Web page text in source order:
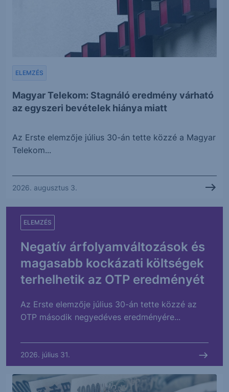
Magyar Telekom: Stagnáló eredmény várható
az egyszeri bevételek hiánya miatt
ELEMZÉS
Az Erste elemzője július 30-án tette közzé a Magyar
Telekom...
2026. augusztus 3.
Negatív árfolyamváltozások és
magasabb kockázati költségek
terhelhetik az OTP eredményét
ELEMZÉS
Az Erste elemzője július 30-án tette közzé az
OTP második negyedéves eredményére...
2026. július 31.